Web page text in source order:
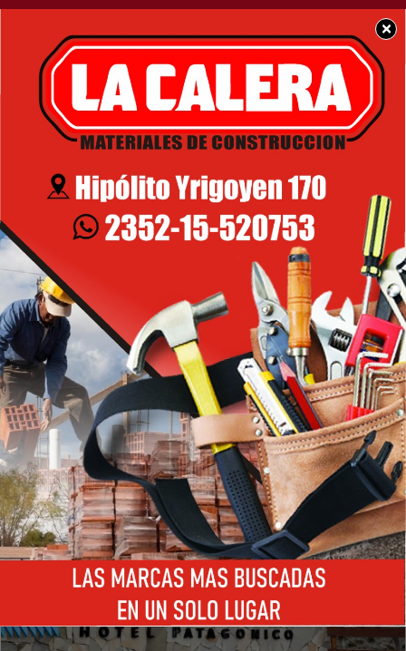
SOCIEDAD
Causa Vialidad: La
Justicia ordenó el
decomiso de los bienes
de Cristina Kirchner y
sus hijos